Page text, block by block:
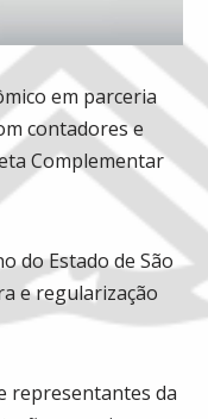
em parceria
contadores e
Complementar
do Estado de São
e regularização
representantes da